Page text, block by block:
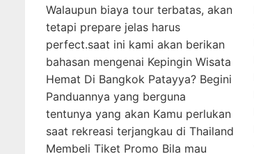
Walaupun biaya tour terbatas, akan
tetapi prepare jelas harus
perfect.saat ini kami akan berikan
bahasan mengenai Kepingin Wisata
Hemat Di Bangkok Patayya? Begini
Panduannya yang berguna
tentunya yang akan Kamu perlukan
saat rekreasi terjangkau di Thailand
Membeli Tiket Promo Bila mau